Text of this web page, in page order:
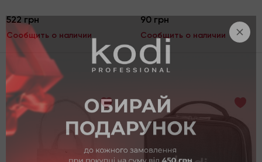
522 грн
Сообщить о наличии
90 грн
Сообщить о наличии